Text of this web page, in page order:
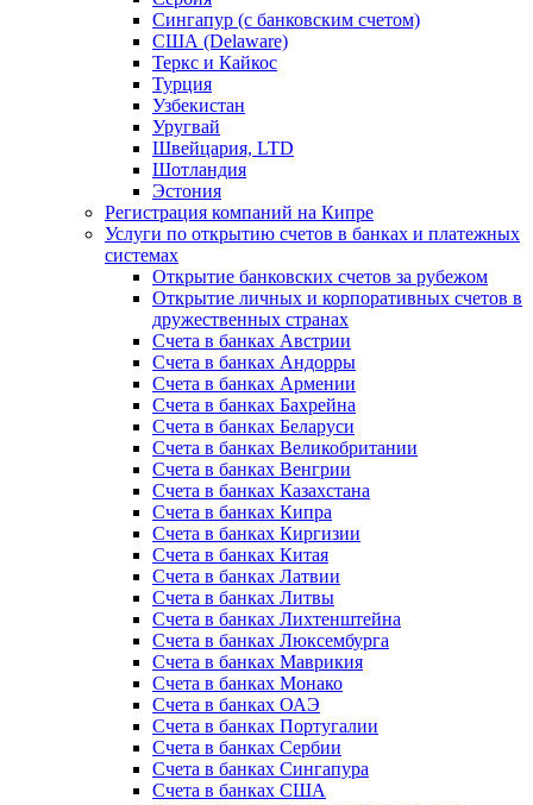
Сингапур (c банковским счетом)
США (Delaware)
Теркс и Кайкос
Турция
Узбекистан
Уругвай
Швейцария, LTD
Шотландия
Эстония
Регистрация компаний на Кипре
Услуги по открытию счетов в банках и платежных
системах
Открытие банковских счетов за рубежом
Открытие личных и корпоративных счетов в
дружественных странах
Счета в банках Австрии
Счета в банках Андорры
Счета в банках Армении
Счета в банках Бахрейна
Счета в банках Беларуси
Счета в банках Великобритании
Счета в банках Венгрии
Счета в банках Казахстана
Счета в банках Кипра
Счета в банках Киргизии
Счета в банках Китая
Счета в банках Латвии
Счета в банках Литвы
Счета в банках Лихтенштейна
Счета в банках Люксембурга
Счета в банках Маврикия
Счета в банках Монако
Счета в банках ОАЭ
Счета в банках Португалии
Счета в банках Сербии
Счета в банках Сингапура
Счета в банках США